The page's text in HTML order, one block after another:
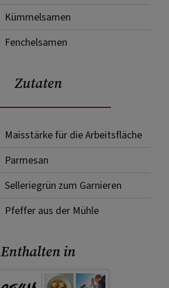
Kümmelsamen
Fenchelsamen
Zutaten
Maisstärke für die Arbeitsfläche
Parmesan
Selleriegrün zum Garnieren
Pfeffer aus der Mühle
Enthalten in